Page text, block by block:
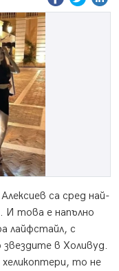
са сред най-
И това е напълно
лайфстайл, с
в Холивуд.
то не